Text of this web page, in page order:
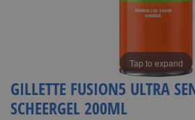
Tap to expand
GILLETTE FUSION5 ULTRA
SCHEERGEL 200ML